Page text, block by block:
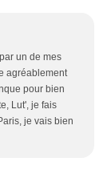
un de mes
agréablement
pour bien
Lut', je fais
je vais bien